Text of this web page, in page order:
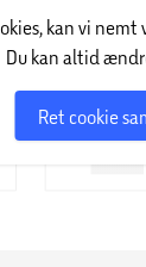
kan vi
Du kan altid
Ret cookie